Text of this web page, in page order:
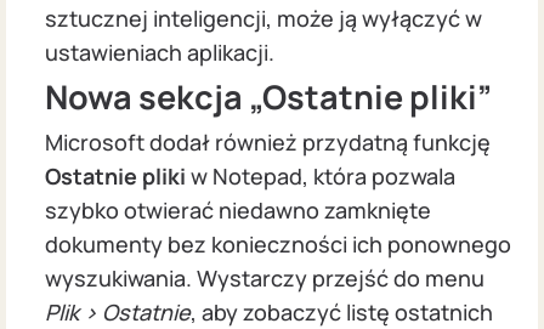
sztucznej inteligencji, może ją wyłączyć w
ustawieniach aplikacji.
Nowa sekcja „Ostatnie pliki”
Microsoft dodał również przydatną funkcję
Ostatnie pliki w Notepad, która pozwala
szybko otwierać niedawno zamknięte
dokumenty bez konieczności ich ponownego
wyszukiwania. Wystarczy przejść do menu
Plik > Ostatnie, aby zobaczyć listę ostatnich